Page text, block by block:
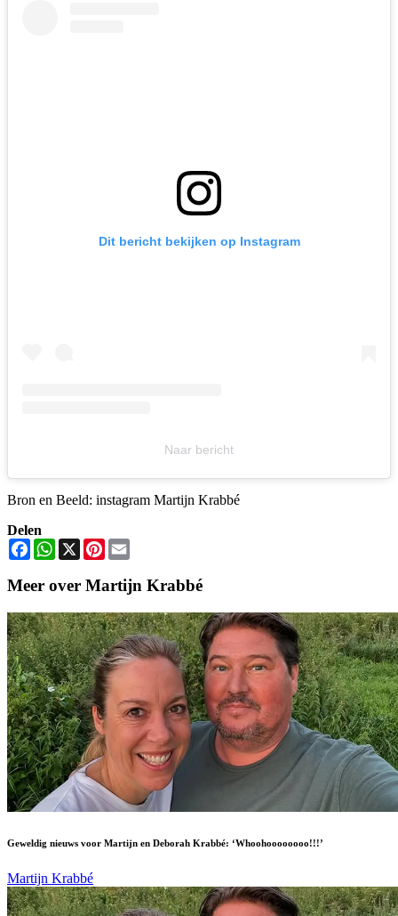
Dit bericht bekijken op Instagram
Naar bericht
Bron en Beeld: instagram Martijn Krabbé
Delen
FacebookWhatsApp
X Pinterest
Meer over Martijn Krabbé
Geweldig nieuws voor Martijn en Deborah Krabbé: ‘Whoohoooooooo!!!’
Martijn Krabbé